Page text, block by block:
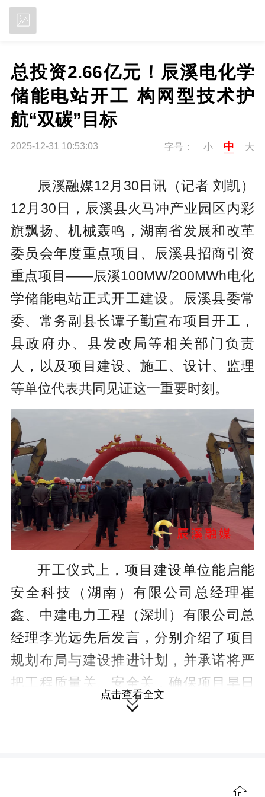
总投资2.66亿元！辰溪电化学
储能电站开工 构网型技术护
航“双碳”目标
2025-12-31 10:53:03 字号： 小 中 大
辰溪融媒12月30日讯（记者 刘凯）
12月30日，辰溪县火马冲产业园区内彩
旗飘扬、机械轰鸣，湖南省发展和改革
委员会年度重点项目、辰溪县招商引资
重点项目——辰溪100MW/200MWh电化
学储能电站正式开工建设。辰溪县委常
委、常务副县长谭子勤宣布项目开工，
县政府办、县发改局等相关部门负责
人，以及项目建设、施工、设计、监理
等单位代表共同见证这一重要时刻。
开工仪式上，项目建设单位能启能
安全科技（湖南）有限公司总经理崔
鑫、中建电力工程（深圳）有限公司总
经理李光远先后发言，分别介绍了项目
规划布局与建设推进计划，并承诺将严
把工程质量关、安全关，确保项目早日
建成投运。县发改局局长朱雪梅在讲话
作为辰溪县响应国家能源战略、助
点击查看全文
